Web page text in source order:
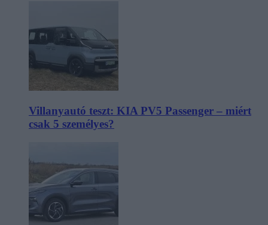
Villanyautó teszt: KIA PV5 Passenger – miért
csak 5 személyes?